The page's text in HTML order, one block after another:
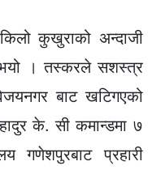
कुखुराको अन्दाजी
। तस्करले सशस्त्र
बाट खटिगएको
के. सी कमान्डमा ७
गणेशपुरबाट प्रहारी